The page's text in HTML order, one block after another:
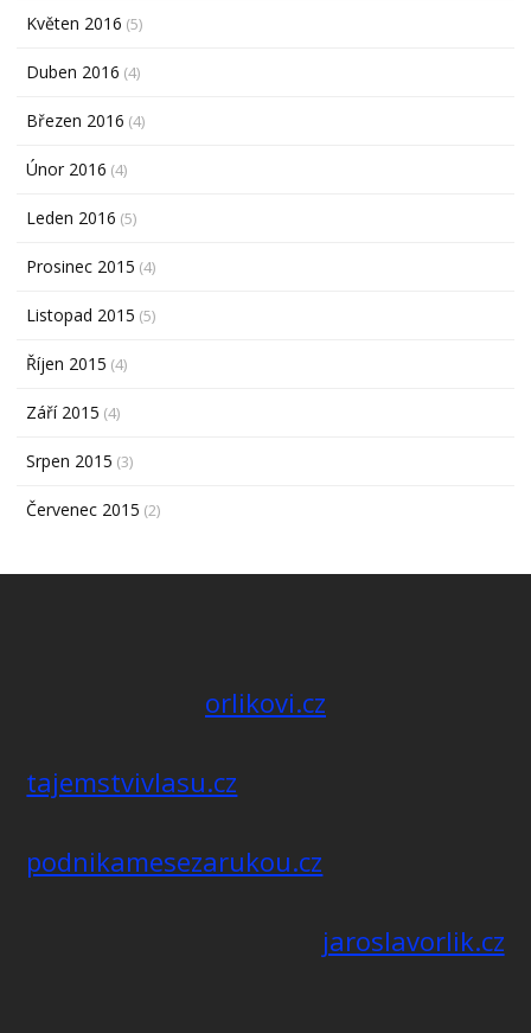
Květen 2016 (5)
Duben 2016 (4)
Březen 2016 (4)
Únor 2016 (4)
Leden 2016 (5)
Prosinec 2015 (4)
Listopad 2015 (5)
Říjen 2015 (4)
Září 2015 (4)
Srpen 2015 (3)
Červenec 2015 (2)
orlikovi.cz
tajemstvivlasu.cz
podnikamesezarukou.cz
jaroslavorlik.cz